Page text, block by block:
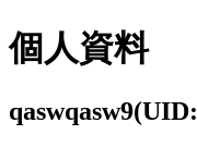
個人資料
qaswqasw9